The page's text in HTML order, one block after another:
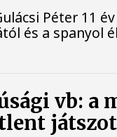
Péter 11
és a spanyol
vb: a